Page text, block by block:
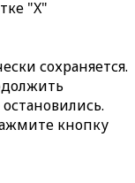
"X"
сохраняется.
кнопку